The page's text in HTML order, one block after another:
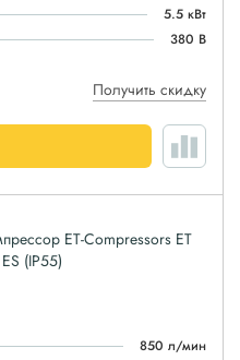
5.5 кВт
380 В
Получить скидку
ET-Compressors ET
(IP55)
850 л/мин